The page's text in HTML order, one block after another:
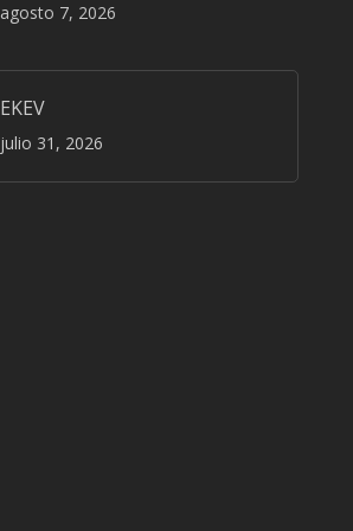
agosto 7, 2026
EKEV
julio 31, 2026